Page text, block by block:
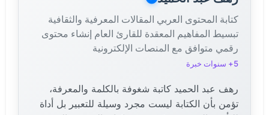
كتابة المحتوى العربي المقالات المعرفية والثقافية
تبسيط المفاهيم المعقدة للقارئ العام إنشاء محتوى
رقمي متوافق مع المنصات الإلكترونية
5+ سنوات خبرة
رهف عبد الحميد كاتبة شغوفة بالكلمة والمعرفة،
تؤمن بأن الكتابة ليست مجرد وسيلة للتعبير بل أداة